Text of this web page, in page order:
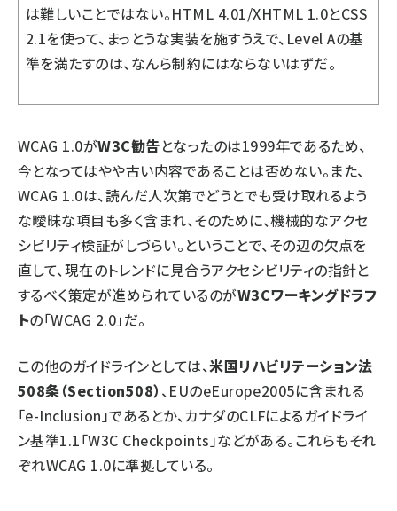
は難しいことではない。HTML 4.01/XHTML 1.0とCSS
2.1を使って、まっとうな実装を施すうえで、Level Aの基
準を満たすのは、なんら制約にはならないはずだ。
WCAG 1.0がW3C勧告となったのは1999年であるため、
今となってはやや古い内容であることは否めない。また、
WCAG 1.0は、読んだ人次第でどうとでも受け取れるよう
な曖昧な項目も多く含まれ、そのために、機械的なアクセ
シビリティ検証がしづらい。ということで、その辺の欠点を
直して、現在のトレンドに見合うアクセシビリティの指針と
するべく策定が進められているのがW3Cワーキングドラフ
トの「WCAG 2.0」だ。
この他のガイドラインとしては、米国リハビリテーション法
508条（Section508） 、EUのeEurope2005に含まれる
「e-Inclusion」であるとか、カナダのCLFによるガイドライ
ン基準1.1「W3C Checkpoints」などがある。これらもそれ
ぞれWCAG 1.0に準拠している。